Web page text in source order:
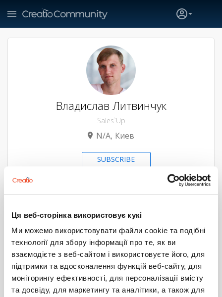
Ця веб-сторінка використовує кукі
Ми можемо використовувати файли cookie та подібні
технології для збору інформації про те, як ви
взаємодієте з веб-сайтом і використовуєте його, для
підтримки та вдосконалення функцій веб-сайту, для
моніторингу ефективності, для персоналізації вмісту
та досвіду, для маркетингу та аналітики, а також для
PRIMARY TABS
ПУБЛИКАЦИИ
Angular. Конфликты компонентов
Вопрос 2
21.04.2022
Владислав Литвинчук
Sales`Up
N/A Киев
SUBSCRIBE